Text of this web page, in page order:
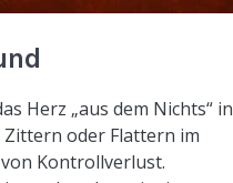
Herz „aus dem Nichts“ in
oder Flattern im
Kontrollverlust.